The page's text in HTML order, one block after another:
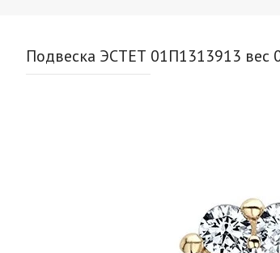
Подвеска ЭСТЕТ 01П1313913 вес